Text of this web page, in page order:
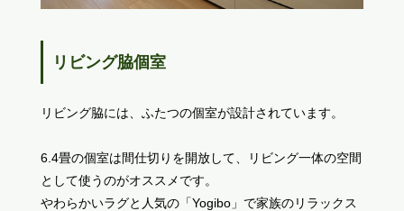
リビング脇個室
リビング脇には、ふたつの個室が設計されています。
6.4畳の個室は間仕切りを開放して、リビング一体の空間
として使うのがオススメです。
やわらかいラグと人気の「Yogibo」で家族のリラックス